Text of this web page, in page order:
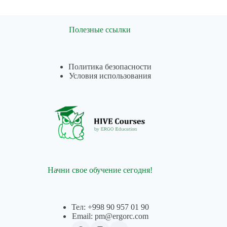
Полезные ссылки
Политика безопасности
Условия использования
Начни свое обучение сегодня!
Тел: +998 90 957 01 90
Email: pm@ergorc.com